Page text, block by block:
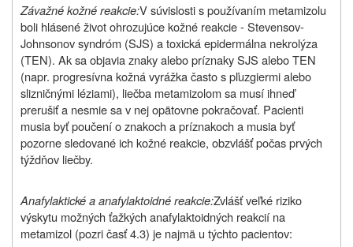
Závažné kožné reakcie:V súvislosti s používaním metamizolu
boli hlásené život ohrozujúce kožné reakcie - Stevensov-
Johnsonov syndróm (SJS) a toxická epidermálna nekrolýza
(TEN). Ak sa objavia znaky alebo príznaky SJS alebo TEN
(napr. progresívna kožná vyrážka často s pľuzgiermi alebo
slizničnými léziami), liečba metamizolom sa musí ihneď
prerušiť a nesmie sa v nej opätovne pokračovať. Pacienti
musia byť poučení o znakoch a príznakoch a musia byť
pozorne sledované ich kožné reakcie, obzvlášť počas prvých
týždňov liečby.
Anafylaktické a anafylaktoidné reakcie:Zvlášť veľké riziko
výskytu možných ťažkých anafylaktoidných reakcií na
metamizol (pozri časť 4.3) je najmä u týchto pacientov: